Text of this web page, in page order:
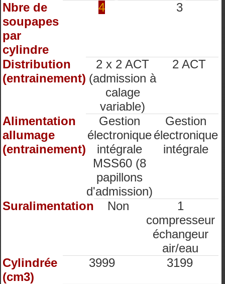
Nbre de
soupapes
par
cylindre
4 3
Distribution
(entrainement)
2 x 2 ACT
(admission à
calage
variable)
2 ACT
Alimentation
allumage
(entrainement)
Gestion
électronique
intégrale
MSS60 (8
papillons
d'admission)
Gestion
électronique
intégrale
Suralimentation Non
1
compresseur
échangeur
air/eau
Cylindrée
(cm3)
3999 3199